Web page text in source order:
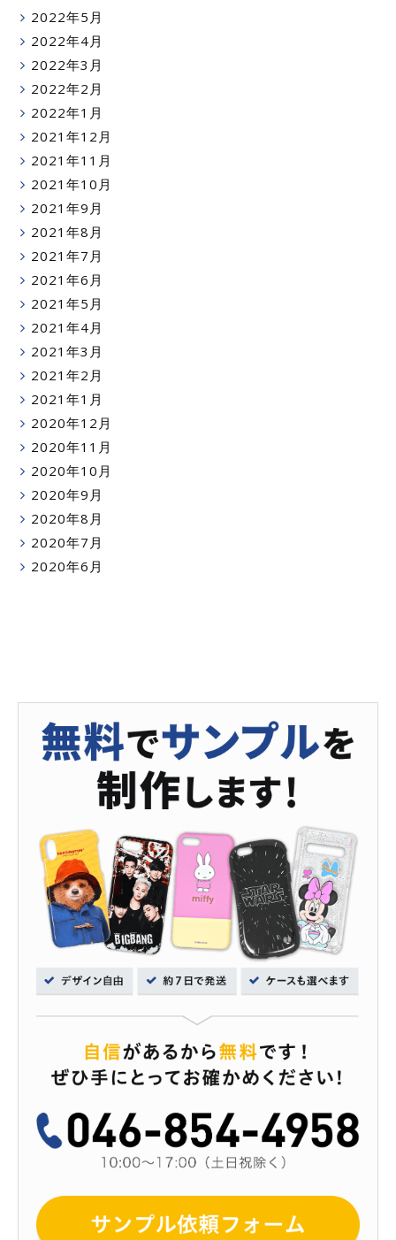
2022年5月
2022年4月
2022年3月
2022年2月
2022年1月
2021年12月
2021年11月
2021年10月
2021年9月
2021年8月
2021年7月
2021年6月
2021年5月
2021年4月
2021年3月
2021年2月
2021年1月
2020年12月
2020年11月
2020年10月
2020年9月
2020年8月
2020年7月
2020年6月